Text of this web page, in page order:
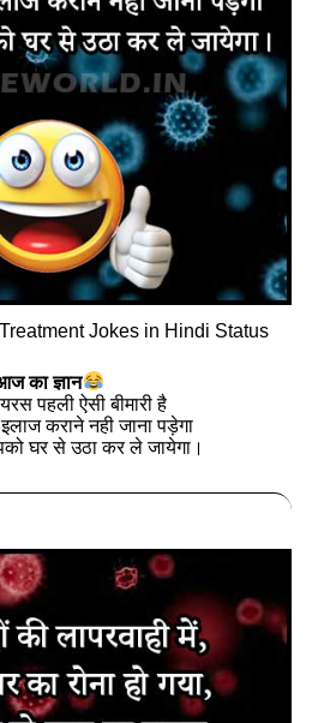
Jokes in Hindi Status
का ज्ञान
पहली ऐसी बीमारी है
कराने नही जाना पड़ेगा
घर से उठा कर ले जायेगा।